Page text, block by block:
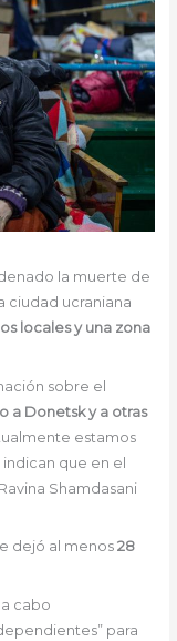
la muerte de
ciudad ucraniana
locales y una zona
sobre el
a Donetsk y a otras
estamos
que en el
Shamdasani
dejó al menos 28
cabo
para